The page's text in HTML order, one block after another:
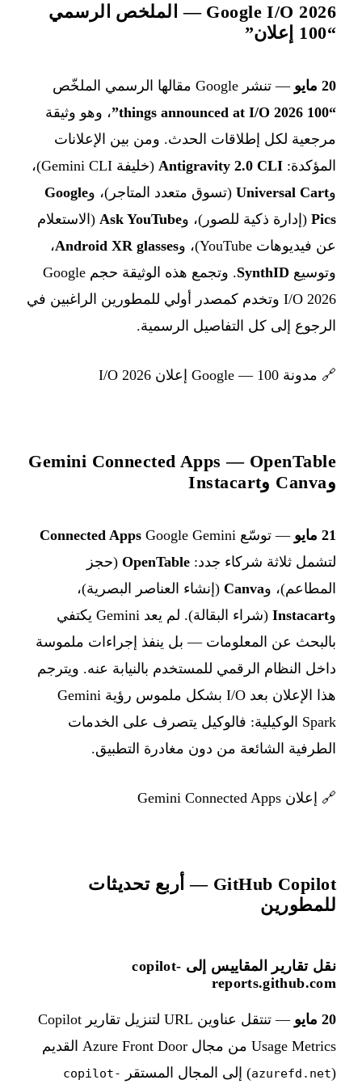
Google I/O 2026 — الملخص الرسمي
“100 إعلان”
20 مايو
— تنشر Google مقالها الرسمي الملخّص
“100 things announced at I/O 2026”
، وهو وثيقة
مرجعية لكل إطلاقات الحدث. ومن بين الإعلانات
المؤكدة: Antigravity 2.0 CLI
(خليفة Gemini CLI)،
وUniversal Cart (تسوق متعدد المتاجر)، وGoogle
Pics (إدارة ذكية للصور)، وAsk YouTube (الاستعلام
عن فيديوهات YouTube)، و
Android XR glasses،
وتوسيع SynthID
. وتجمع هذه الوثيقة حجم Google
I/O 2026 وتخدم كمصدر أولي للمطورين الراغبين في
الرجوع إلى كل التفاصيل الرسمية.
🔗 مدونة Google — 100 إعلان I/O 2026
Gemini Connected Apps — OpenTable
وCanva وInstacart
21 مايو — توسّع Google Gemini ‏
Connected Apps
لتشمل ثلاثة شركاء جدد: OpenTable (حجز
المطاعم)، وCanva (إنشاء العناصر البصرية)،
وInstacart
(شراء البقالة). لم يعد Gemini يكتفي
بالبحث عن المعلومات — بل ينفذ إجراءات ملموسة
داخل النظام الرقمي للمستخدم بالنيابة عنه. ويترجم
هذا الإعلان بعد I/O بشكل ملموس رؤية Gemini
Spark الوكيلية: فالوكيل يتصرف على الخدمات
الطرفية الشائعة من دون مغادرة التطبيق.
🔗 إعلان Gemini Connected Apps
GitHub Copilot — أربع تحديثات
للمطورين
نقل تقارير المقاييس إلى copilot-
reports.github.com
20 مايو
— تنتقل عناوين URL لتنزيل تقارير Copilot
Usage Metrics من مجال Azure Front Door القديم
(
azurefd.net) إلى المجال المستقر
copilot-